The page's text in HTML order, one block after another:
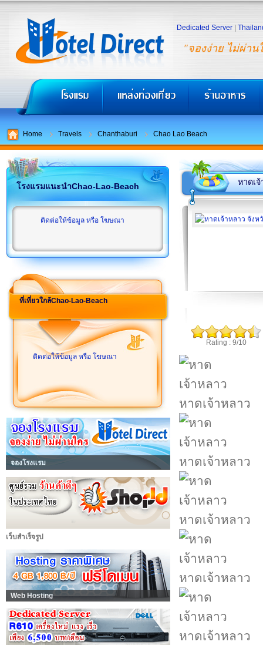
"จองง่าย ไม่ผ่าน
Dedicated Server
Home Travels Chanthaburi Chao Lao Beach
โรงแรมแนะนำChao-Lao-Beach
ติดต่อให้ข้อมูล หรือ โฆษณา
ที่เที่ยวใกล้Chao-Lao-Beach
ติดต่อให้ข้อมูล หรือ โฆษณา
จองโรงแรม
เว็บสำเร็จรูป
Web Hosting
หาดเ
Rating : 9/10
หาดเจ้าหลาว
หาดเจ้าหลาว
หาดเจ้าหลาว
หาดเจ้าหลาว
หาดเจ้าหลาว